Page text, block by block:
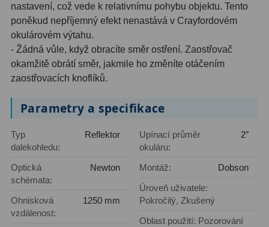
Amici hranoly 45°11
Amici hranoly 90°7
AstroFoto306
Deep-Sky kamery
Guiding kamery
T-kroužky
Adaptéry T2
nastavení, což vede k relativnímu pohybu objektu. Tento
poněkud nepříjemný efekt nenastává v Crayfordovém
okulárovém výtahu.
- Žádná vůle, když obracíte směr ostření. Zaostřovač
okamžitě obrátí směr, jakmile ho změníte otáčením
zaostřovacích knoflíků.
Parametry a specifikace
Typ
dalekohledu:
Reflektor
Optická
schémata:
Newton
Ohnisková
vzdálenost:
1250 mm
Upínací průměr
okuláru:
2″
Montáž:
Dobson
Úroveň uživatele:
Pokročilý, Zkušený
Oblast použití: Pozorování